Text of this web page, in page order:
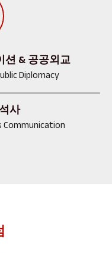
션 & 공공외교
Diplomacy
사
Communication